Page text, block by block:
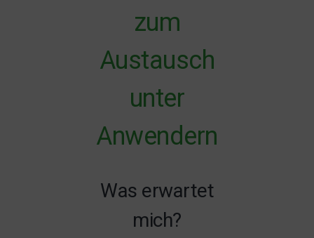
zum
Austausch
unter
Anwendern
Was erwartet
mich?